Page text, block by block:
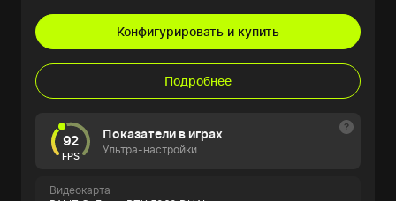
Конфигурировать и купить
Подробнее
92
FPS
Показатели в играх
Ультра-настройки
Видеокарта